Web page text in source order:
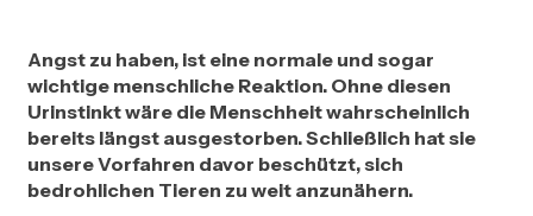
Angst zu haben, ist eine normale und sogar
wichtige menschliche Reaktion. Ohne diesen
Urinstinkt wäre die Menschheit wahrscheinlich
bereits längst ausgestorben. Schließlich hat sie
unsere Vorfahren davor beschützt, sich
bedrohlichen Tieren zu weit anzunähern.